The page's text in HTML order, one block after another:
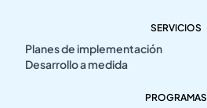
SERVICIOS
Planes de implementación
Desarrollo a medida
PROGRAMAS